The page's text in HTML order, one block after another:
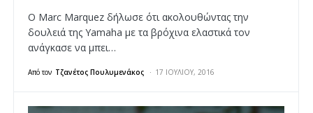
Ο Marc Marquez δήλωσε ότι ακολουθώντας την
δουλειά της Yamaha με τα βρόχινα ελαστικά τον
ανάγκασε να μπει…
Από τον Τζανέτος Πουλυμενάκος 17 ΙΟΥΛΊΟΥ, 2016